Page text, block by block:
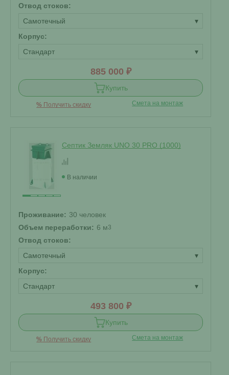
Отвод стоков:
Самотечный
▾
Корпус:
Стандарт
▾
885 000 ₽
Купить
% Получить скидку Смета на монтаж
Септик Земляк UNO 30 PRO (1000)
В наличии
Проживание: 30 человек
Объем переработки: 6 м3
Отвод стоков:
Самотечный
▾
Корпус:
Стандарт
▾
493 800 ₽
Купить
% Получить скидку Смета на монтаж